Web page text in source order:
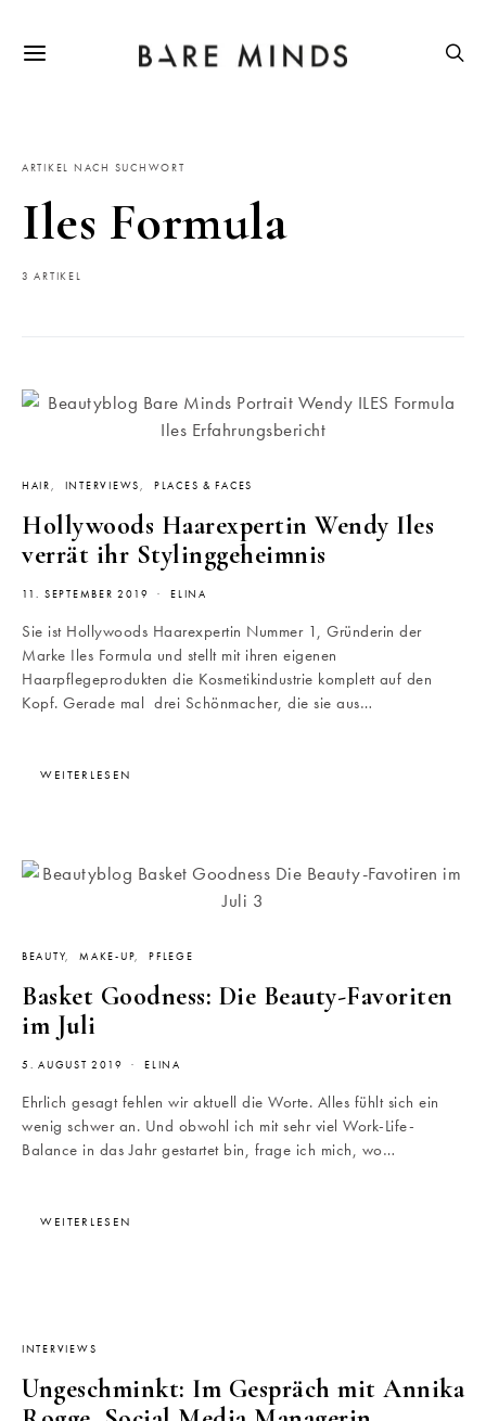
ARTIKEL NACH SUCHWORT
Iles Formula
3 ARTIKEL
HAIR INTERVIEWS PLACES & FACES
Hollywoods Haarexpertin Wendy Iles
verrät ihr Stylinggeheimnis
11. SEPTEMBER 2019 ELINA
Sie ist Hollywoods Haarexpertin Nummer 1, Gründerin der
Marke Iles Formula und stellt mit ihren eigenen
Haarpflegeprodukten die Kosmetikindustrie komplett auf den
Kopf. Gerade mal drei Schönmacher, die sie aus…
WEITERLESEN
BEAUTY MAKE-UP PFLEGE
Basket Goodness: Die Beauty-Favoriten
im Juli
5. AUGUST 2019 ELINA
Ehrlich gesagt fehlen wir aktuell die Worte. Alles fühlt sich ein
wenig schwer an. Und obwohl ich mit sehr viel Work-Life-
Balance in das Jahr gestartet bin, frage ich mich, wo…
WEITERLESEN
INTERVIEWS
Ungeschminkt: Im Gespräch mit Annika